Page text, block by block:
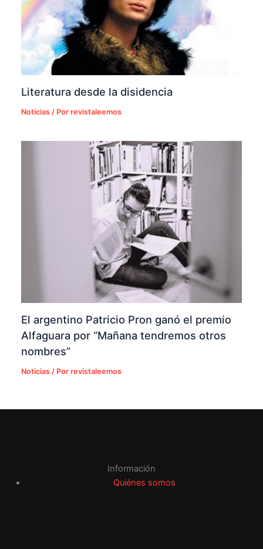
Literatura desde la disidencia
Noticias / Porrevistaleemos
El argentino Patricio Pron ganó el premio
Alfaguara por “Mañana tendremos otros
nombres”
Noticias / Porrevistaleemos
Información
Quiénes somos